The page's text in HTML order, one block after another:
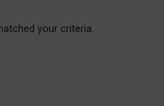
your criteria.